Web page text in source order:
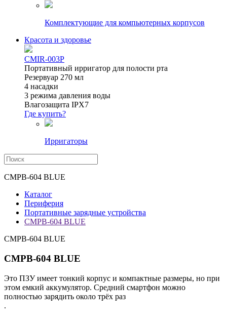
Комплектующие для компьютерных корпусов
Красота и здоровье
CMIR-003P
Портативный ирригатор для полости рта
Резервуар 270 мл
4 насадки
3 режима давления воды
Влагозащита IPX7
Где купить?
Ирригаторы
CMPB-604 BLUE
Каталог
Периферия
Портативные зарядные устройства
CMPB-604 BLUE
CMPB-604 BLUE
CMPB-604 BLUE
Это ПЗУ имеет тонкий корпус и компактные размеры, но при
этом емкий аккумулятор. Средний смартфон можно
полностью зарядить около трёх раз
.